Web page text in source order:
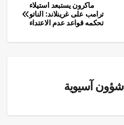
ماكرون يستبعد استيلاء
ترامب على غرينلاند: الناتو
تحكمه قواعد عدم الاعتداء
شؤون آسيوية